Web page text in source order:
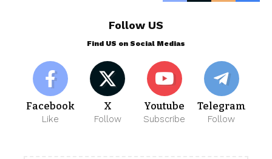
Follow US
Find US on Social Medias
Facebook
Like
X
Follow
Youtube
Subscribe
Telegram
Follow